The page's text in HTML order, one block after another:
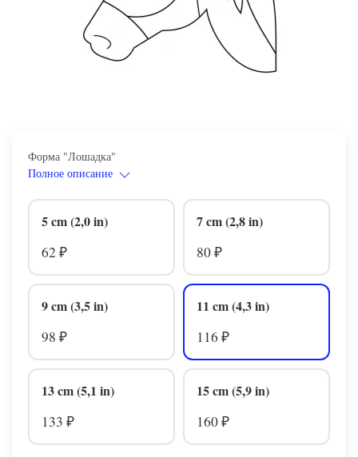
Форма "Лошадка"
Полное описание
5 cm (2,0 in)
62 ₽
7 cm (2,8 in)
80 ₽
9 cm (3,5 in)
98 ₽
11 cm (4,3 in)
116 ₽
13 cm (5,1 in)
133 ₽
15 cm (5,9 in)
160 ₽